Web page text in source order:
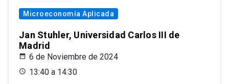
Microeconomía Aplicada
Jan Stuhler, Universidad Carlos III de
Madrid
6 de Noviembre de 2024
13:40 a 14:30